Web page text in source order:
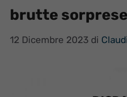
brutte sorprese
12 Dicembre 2023 di